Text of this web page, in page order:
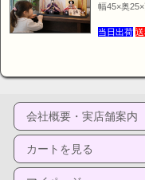
幅45×奥25×
当日出荷
会社概要・実店舗案内
カートを見る